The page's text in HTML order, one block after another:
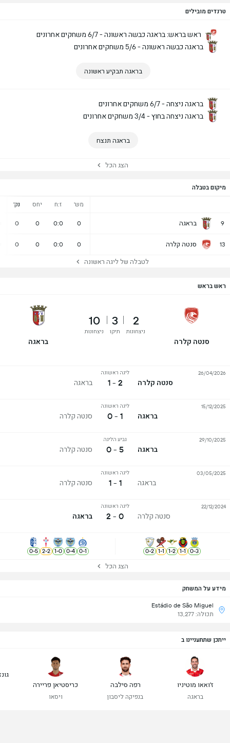
טרנדים מובילים
ראש בראש: בראגה כבשה ראשונה - 6/7 משחקים אחרונים
בראגה כבשה ראשונה - 5/6 משחקים אחרונים
בראגה תבקיע ראשונה
בראגה ניצחה - 6/7 משחקים אחרונים
בראגה ניצחה בחוץ - 3/4 משחקים אחרונים
בראגה תנצח
הצג הכל
מיקום בטבלה
מש' ז:ח יחס נק'
9 בראגה 0
0:0
0
0
13 סנטה קלרה 0
0:0
0
0
לטבלה של ליגה ראשונה
מידע על המשחק
Estádio de São Miguel
תכולה: 13,277
ראש בראש
סנטה קלרה
2
ניצחונות
3
תיקו
10
ניצחונות
בראגה
סנטה קלרה
ליגה ראשונה
2 - 1 בראגה
26/04/2026
בראגה
ליגה ראשונה
1 - 0 סנטה קלרה
15/12/2025
בראגה
גביע הליגה
5 - 0 סנטה קלרה
29/10/2025
בראגה
ליגה ראשונה
1 - 1 סנטה קלרה
03/05/2025
סנטה קלרה
ליגה ראשונה
0 - 2 בראגה
22/12/2024
3
-
0
1
-
1
2
-
1
1
-
1
2
-
0
1
-
0
4
-
0
0
-
1
2
-
2
5
-
0
הצג הכל
ייתכן שתתעניינו ב
ז'ואאו מוטיניו
בראגה
רפה סילבה
בנפיקה ליסבון
כריסטיאן פריירה
ויסאו